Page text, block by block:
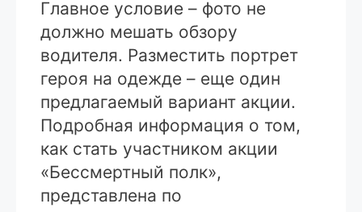
Главное условие – фото не
должно мешать обзору
водителя. Разместить портрет
героя на одежде – еще один
предлагаемый вариант акции.
Подробная информация о том,
как стать участником акции
«Бессмертный полк»,
представлена по